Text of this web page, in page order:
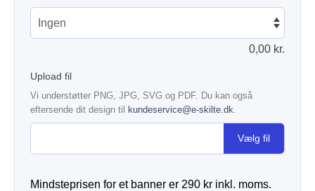
0,00 kr.
Upload fil
Vi understøtter PNG, JPG, SVG og PDF. Du kan også
eftersende dit design til kundeservice@e-skilte.dk
Vælg fil
Mindsteprisen for et banner er 290 kr inkl. moms.